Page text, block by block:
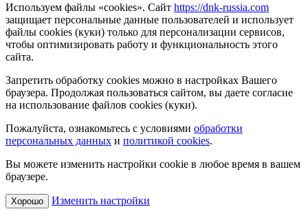
Используем файлы «cookies». Сайт https://dnk-russia.com
защищает персональные данные пользователей и использует
файлы cookies (куки) только для персонализации сервисов,
чтобы оптимизировать работу и функциональность этого
сайта.
Запретить обработку cookies можно в настройках Вашего
браузера. Продолжая пользоваться сайтом, вы даете согласие
на использование файлов cookies (куки).
Пожалуйста, ознакомьтесь с условиями обработки
персональных данных и политикой cookies.
Вы можете изменить настройки cookie в любое время в вашем
браузере.
Хорошо Изменить настройки